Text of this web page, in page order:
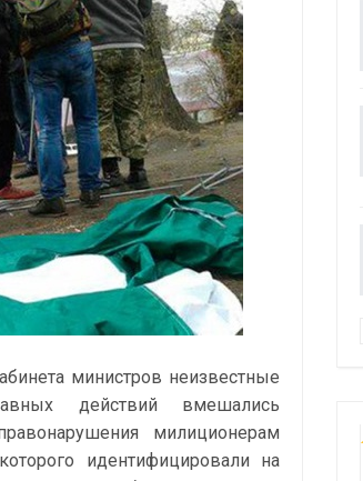
министров неизвестные
действий вмешались
милиционерам
идентифицировали на